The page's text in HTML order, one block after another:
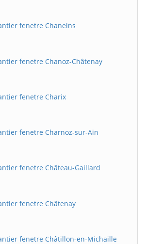
fenetre Chaneins
fenetre Chanoz-Châtenay
fenetre Charix
fenetre Charnoz-sur-Ain
fenetre Château-Gaillard
fenetre Châtenay
fenetre Châtillon-en-Michaille